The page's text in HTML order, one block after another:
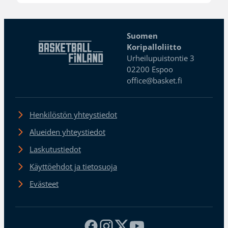
Suomen
Koripalloliitto
Urheilupuistontie 3
02200 Espoo
office@basket.fi
Henkilöstön yhteystiedot
Alueiden yhteystiedot
Laskutustiedot
Käyttöehdot ja tietosuoja
Evästeet